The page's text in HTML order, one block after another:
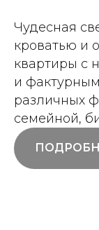
Чудесная
кроватью и
квартиры с
и
различных
семейной,